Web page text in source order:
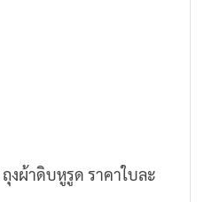
งผ้าดิบหูรูด ราคาใบละ